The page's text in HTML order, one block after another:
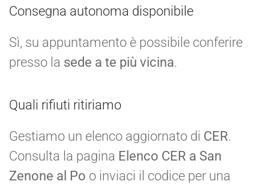
Consegna autonoma disponibile
Sì, su appuntamento è possibile conferire
presso la sede a te più vicina.
Quali rifiuti ritiriamo
Gestiamo un elenco aggiornato di CER.
Consulta la pagina Elenco CER a San
Zenone al Po o inviaci il codice per una